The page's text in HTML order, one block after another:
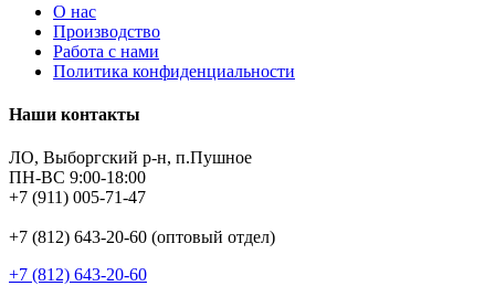
О нас
Производство
Работа с нами
Политика конфиденциальности
Наши контакты
ЛО, Выборгский р-н, п.Пушное
ПН-ВС 9:00-18:00
+7 (911) 005-71-47
+7 (812) 643-20-60 (оптовый отдел)
+7 (812) 643-20-60